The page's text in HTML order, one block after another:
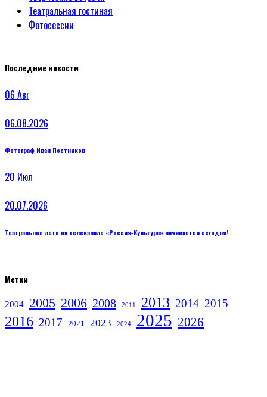
Театральная гостиная
Фотосессии
Последние новости
06 Авг
06.08.2026
Фотограф Иван Постников
20 Июл
20.07.2026
Театральное лето на телеканале «Россия‑Культура» начинается сегодня!
Метки
2004 2005 2006 2008 2011 2013 2014 2015
2016 2017 2021 2023 2024 2025 2026